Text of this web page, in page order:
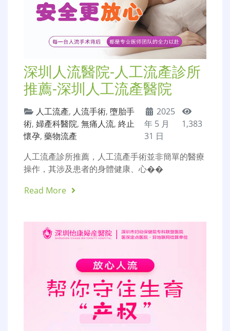
深圳人流醫院-人工流產診所
推薦-深圳人工流產醫院
人工流產, 人流手術, 墮胎手
術, 婦產科醫院, 無痛人流, 終止
懷孕, 藥物流產
2025
年 5 月
31 日
1,383
人工流產診所推薦，人工流產手術並非簡單的醫療
操作，其涉及患者的身體健康、心��
Read More